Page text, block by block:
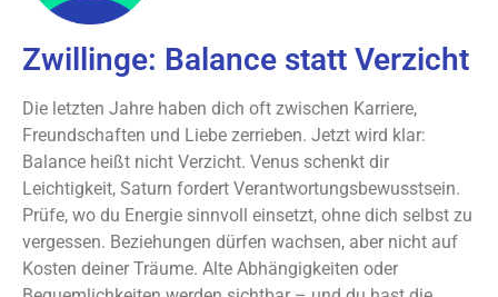
Zwillinge: Balance statt Verzicht
Die letzten Jahre haben dich oft zwischen Karriere,
Freundschaften und Liebe zerrieben. Jetzt wird klar:
Balance heißt nicht Verzicht. Venus schenkt dir
Leichtigkeit, Saturn fordert Verantwortungsbewusstsein.
Prüfe, wo du Energie sinnvoll einsetzt, ohne dich selbst zu
vergessen. Beziehungen dürfen wachsen, aber nicht auf
Kosten deiner Träume. Alte Abhängigkeiten oder